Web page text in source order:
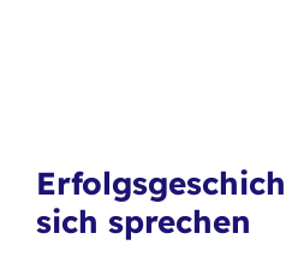
sich sprechen